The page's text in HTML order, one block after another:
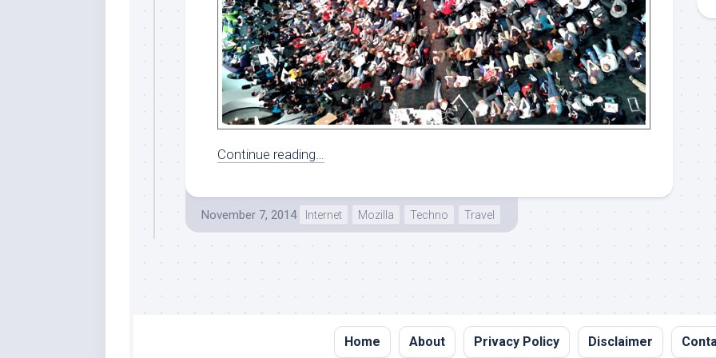
Continue reading…
November 7, 2014 Internet Mozilla Techno Travel
Home About Privacy Policy Disclaimer